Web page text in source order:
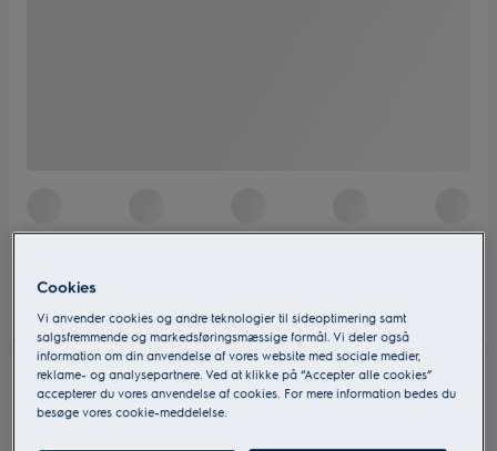
Cookies
Vi anvender cookies og andre teknologier til sideoptimering samt
salgsfremmende og markedsføringsmæssige formål. Vi deler også
information om din anvendelse af vores website med sociale medier,
reklame- og analysepartnere. Ved at klikke på “Accepter alle cookies”
accepterer du vores anvendelse af cookies. For mere information bedes du
besøge vores cookie-meddelelse.